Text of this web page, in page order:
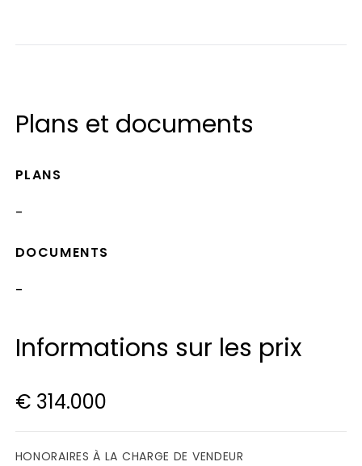
Plans et documents
PLANS
-
DOCUMENTS
-
Informations sur les prix
€ 314.000
HONORAIRES À LA CHARGE DE VENDEUR